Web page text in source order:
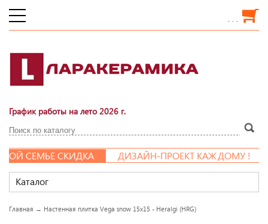
. . .
График работы на лето 2026 г.
СЕМЬЕ СКИДКА
ДИЗАЙН-ПРОЕКТ КАЖДОМУ !
Каталог
Главная → Настенная плитка Vega snow 15x15 - Heralgi (HRG)